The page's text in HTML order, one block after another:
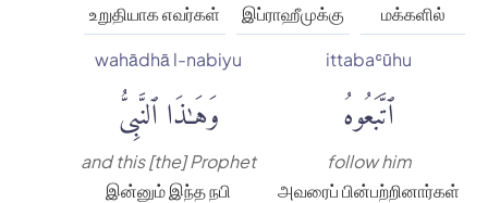
மக்களில்
இப்ராஹீமுக்கு
உறுதியாக எவர்கள்
ittabaʿūhu
ٱتَّبَعُوهُ
follow him
அவரைப் பின்பற்றினார்கள்
wahādhā l-nabiyu
وَهَٰذَا ٱلنَّبِىُّ
and this [the] Prophet
இன்னும் இந்த நபி